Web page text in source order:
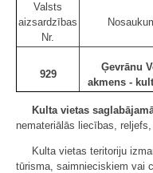
Valsts
aizsardzības
Nr.
929
Ģevrānu
akmens -
Kulta vietas
nemateriālās liecības,
Kulta vietas teritoriju
tūrisma, saimnieciskiem vai